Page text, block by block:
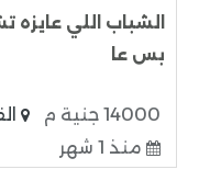
الشباب اللي
بس عا
14000 جنية م
منذ 1 شهر